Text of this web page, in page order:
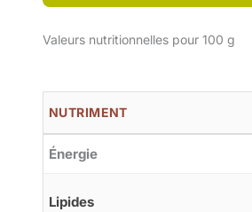
Valeurs nutritionnelles pour 100 g
NUTRIMENT
Énergie
Lipides